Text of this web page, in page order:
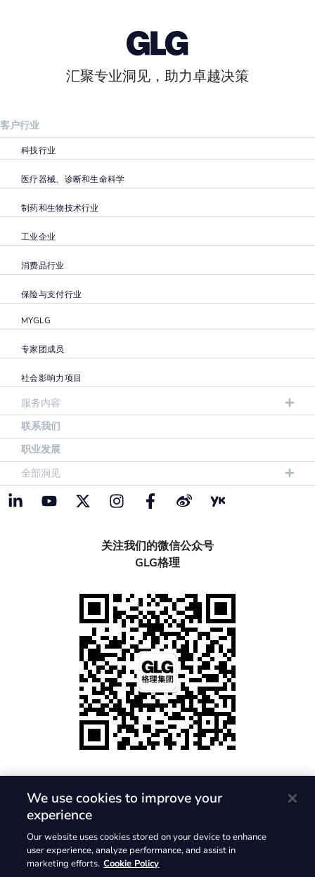
汇聚专业洞见，助力卓越决策
客户行业
科技行业
医疗器械、诊断和生命科学
制药和生物技术行业
工业企业
消费品行业
保险与支付行业
MYGLG
专家团成员
社会影响力项目
服务内容
联系我们
职业发展
全部洞见
关注我们的微信公众号
GLG格理
隐私政策
© 2026, Gerson Lehrman Group, Inc. 保留所有权利。GLG 与
GLG 标志是 Gerson Lehrman Group, Inc. 的注册商标
We use cookies to improve your
experience
Our website uses cookies stored on your device to enhance
user experience, analyze performance, and assist in
marketing efforts. Cookie Policy